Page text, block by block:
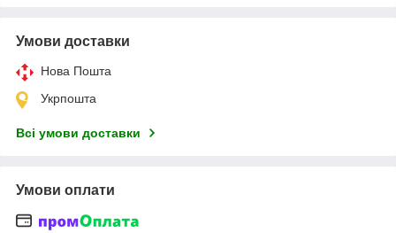
Умови доставки
Нова Пошта
Укрпошта
Всі умови доставки
Умови оплати